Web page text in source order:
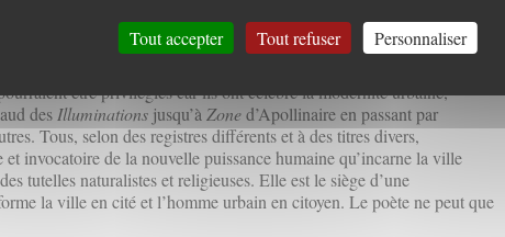
Par Robert Damien (Médium 27)
ville implique de constituer la ville comme concept médiologique.
peut apporter beaucoup tant il surprend et innove. Certes, d’autres
être privilégiés car ils ont célébré la modernité urbaine,
desIlluminations jusqu’àZoned’Apollinaire en passant par
Tous, selon des registres différents et à des titres divers,
invocatoire de la nouvelle puissance humaine qu’incarne la ville
tutelles naturalistes et religieuses. Elle est le siège d’une
la ville en cité et l’homme urbain en citoyen. Le poète ne peut que
Tout accepter Tout refuser Personnaliser